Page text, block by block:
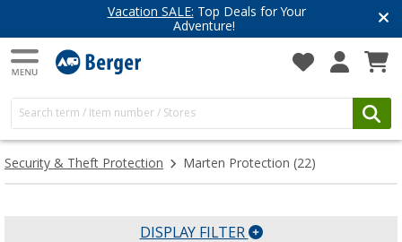
Deals for Your
Have you
Get inspired for
Security & Theft Protection Marten Protection (22)
DISPLAY FILTER